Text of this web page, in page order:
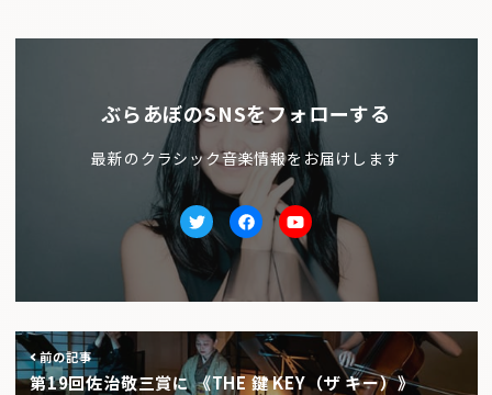
ぶらあぼのSNSをフォローする
最新のクラシック音楽情報をお届けします
TwitterfacebookYoutube
前の記事
第19回佐治敬三賞に 《THE 鍵 KEY（ザ キー）》